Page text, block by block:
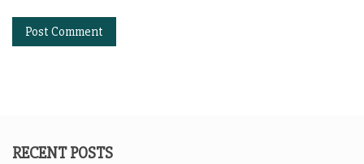
RECENT POSTS